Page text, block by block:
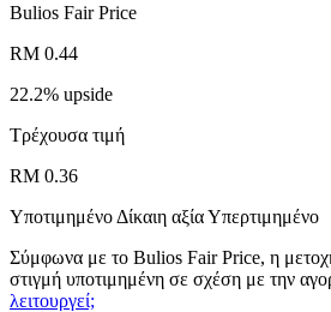
Bulios Fair Price
RM 0.44
22.2% upside
Τρέχουσα τιμή
RM 0.36
Υποτιμημένο Δίκαιη αξίαΥπερτιμημένο
Σύμφωνα με το Bulios Fair Price, η
στιγμή υποτιμημένη σε σχέση με την
λειτουργεί;